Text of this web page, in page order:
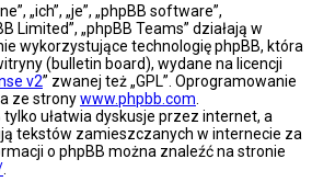
„ich”, „je”, „phpBB software”,
Limited”, „phpBB Teams” działają w
wykorzystujące technologię phpBB, która
(bulletin board), wydane na licencji
v2” zwanej też „GPL”. Oprogramowanie
ze stronywww.phpbb.com
ułatwia dyskusje przez internet, a
tekstów zamieszczanych w internecie za
o phpBB można znaleźć na stronie